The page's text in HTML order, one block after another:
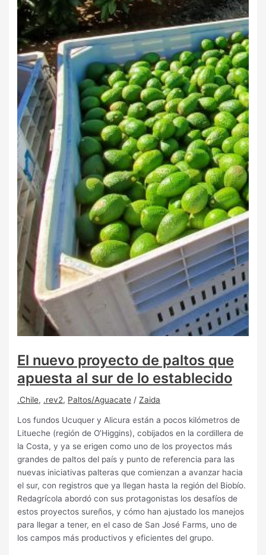
El nuevo proyecto de paltos que
apuesta al sur de lo establecido
.Chile, .rev2, Paltos/Aguacate /Zaida
Los fundos Ucuquer y Alicura están a pocos kilómetros de
Litueche (región de O’Higgins), cobijados en la cordillera de
la Costa, y ya se erigen como uno de los proyectos más
grandes de paltos del país y punto de referencia para las
nuevas iniciativas palteras que comienzan a avanzar hacia
el sur, con registros que ya llegan hasta la región del Biobío.
Redagrícola abordó con sus protagonistas los desafíos de
estos proyectos sureños, y cómo han ajustado los manejos
para llegar a tener, en el caso de San José Farms, uno de
los campos más productivos y eficientes del grupo.